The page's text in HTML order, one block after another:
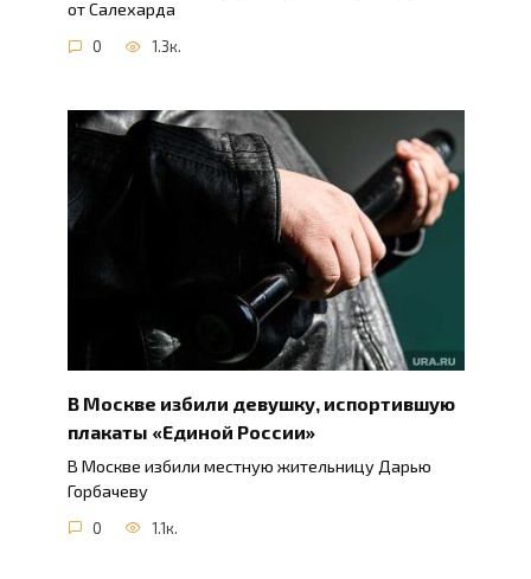
от Салехарда
0 1.3к.
В Москве избили девушку, испортившую
плакаты «Единой России»
В Москве избили местную жительницу Дарью
Горбачеву
0 1.1к.